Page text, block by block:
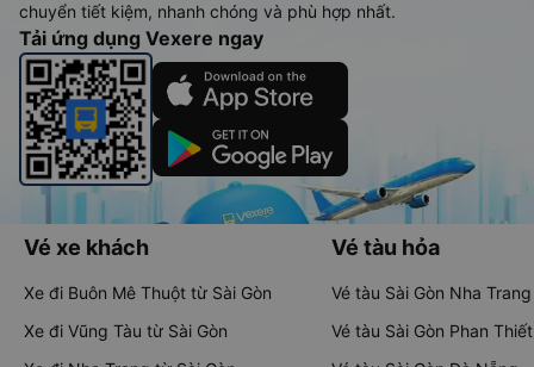
chuyển tiết kiệm, nhanh chóng và phù hợp nhất.
Tải ứng dụng Vexere ngay
Vé xe khách
Xe đi Buôn Mê Thuột từ Sài Gòn
Xe đi Vũng Tàu từ Sài Gòn
Vé tàu hỏa
Vé tàu Sài Gòn Nha Trang
Vé tàu Sài Gòn Phan Thiết